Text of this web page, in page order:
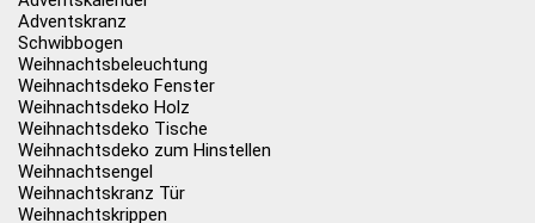
Adventskranz
Schwibbogen
Weihnachtsbeleuchtung
Weihnachtsdeko Fenster
Weihnachtsdeko Holz
Weihnachtsdeko Tische
Weihnachtsdeko zum Hinstellen
Weihnachtsengel
Weihnachtskranz Tür
Weihnachtskrippen